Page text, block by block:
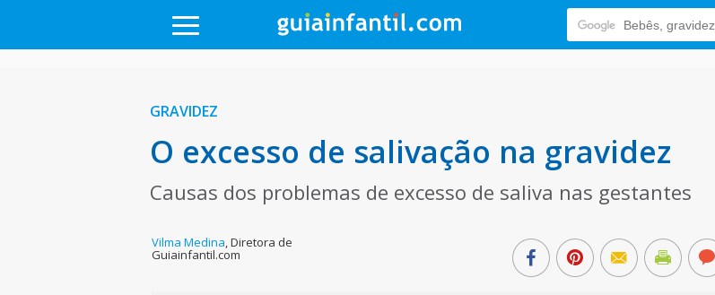
GRAVIDEZ
O excesso de salivação na gravidez
Causas dos problemas de excesso de saliva nas gestantes
Vilma Medina,Diretora de
Guiainfantil.com